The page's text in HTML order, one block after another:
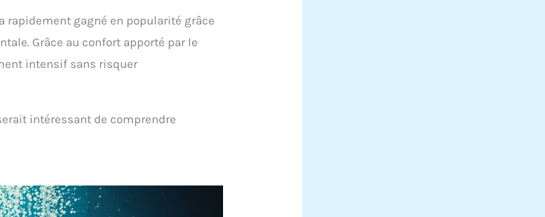
gagné en popularité grâce
Grâce au confort apporté par le
intensif sans risquer
intéressant de comprendre